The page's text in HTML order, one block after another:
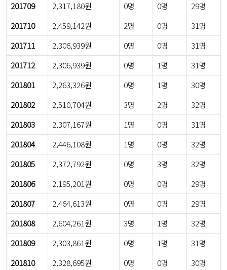
201709
2,317,180원 0명 0명
29명
201710
2,459,142원 2명 0명
31명
201711
2,306,939원 0명 0명
31명
201712
2,306,939원 0명 1명
31명
201801
2,263,326원 0명 1명
30명
201802
2,510,704원 3명 2명
32명
201803
2,307,167원 1명 0명
31명
201804
2,446,108원 1명 0명
32명
201805
2,372,792원 0명 3명
32명
201806
2,195,201원 0명 0명
29명
201807
2,464,613원 0명 0명
29명
201808
2,604,261원 3명 1명
32명
201809
2,303,861원 0명 1명
31명
201810
2,328,695원 0명 0명
30명